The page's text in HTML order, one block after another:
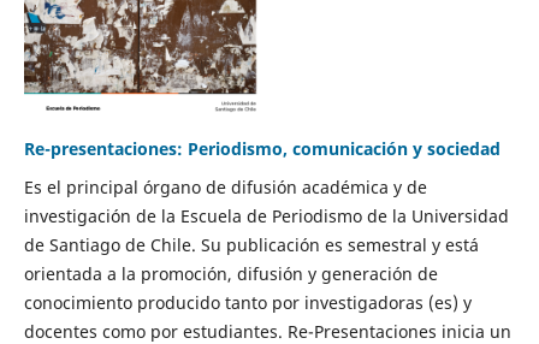
Re-presentaciones: Periodismo, comunicación y sociedad
Es el principal órgano de difusión académica y de
investigación de la Escuela de Periodismo de la Universidad
de Santiago de Chile. Su publicación es semestral y está
orientada a la promoción, difusión y generación de
conocimiento producido tanto por investigadoras (es) y
docentes como por estudiantes. Re-Presentaciones inicia un